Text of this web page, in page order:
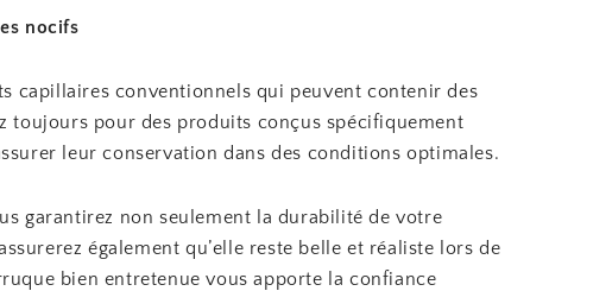
nocifs
capillaires conventionnels qui peuvent contenir des
toujours pour des produits conçus spécifiquement
leur conservation dans des conditions optimales.
garantirez non seulement la durabilité de votre
également qu’elle reste belle et réaliste lors de
bien entretenue vous apporte la confiance